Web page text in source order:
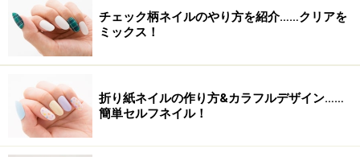
い。
※個人の体質、また、誤った方法による実践に起因して肌荒れや
不調を引き起こす場合があります。実践の際には、必ず自身の体
質及び健康状態を十分に考慮し、正しい方法で行ってください。
【編集部おすすめの購入サイト】
チェック柄ネイルのやり方を紹介……クリアを
ミックス！
折り紙ネイルの作り方&カラフルデザイン……
簡単セルフネイル！